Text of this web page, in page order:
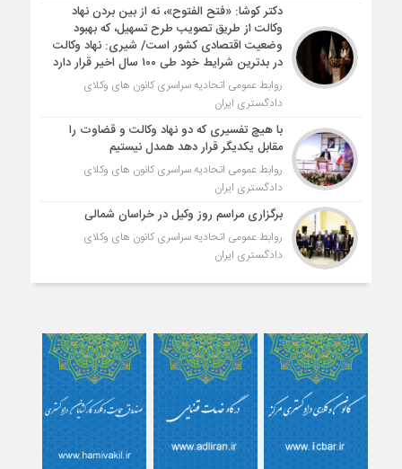
دکتر کوشا: «فتح الفتوح»، نه از بین بردن نهاد
وکالت از طریق تصویب طرح تسهیل، که بهبود
وضعیت اقتصادی کشور است/ شیری: نهاد وکالت
در بدترین شرایط خود طی ۱۰۰ سال اخیر قرار دارد
روابط عمومی اتحادیه سراسری کانون های وکلای
دادگستری ایران
با هیچ تفسیری که دو نهاد وکالت و قضاوت را
مقابل یکدیگر قرار دهد همدل نیستیم
روابط عمومی اتحادیه سراسری کانون های وکلای
دادگستری ایران
برگزاری مراسم روز وکیل در خراسان شمالی
روابط عمومی اتحادیه سراسری کانون های وکلای
دادگستری ایران